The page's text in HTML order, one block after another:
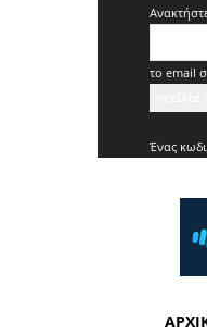
το email
Ένας